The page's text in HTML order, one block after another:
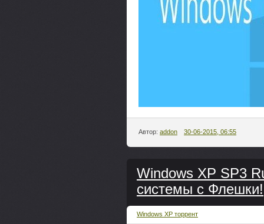
Автор: addon 30-06-2015, 06:55
Windows XP SP3
системы с Флешки!
Windows XP торрент